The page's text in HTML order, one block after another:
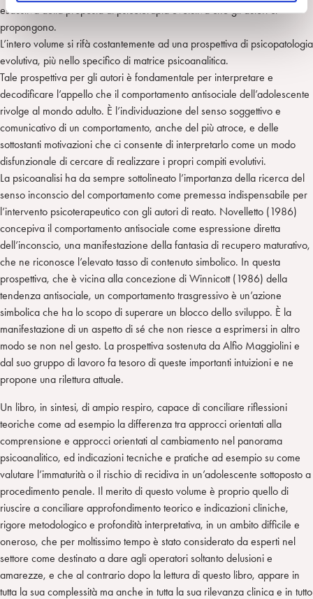
esaustiva della proposta di psicoterapia evolutiva che gli autori ci
propongono.
L’intero volume si rifà costantemente ad una prospettiva di psicopatologia
evolutiva, più nello specifico di matrice psicoanalitica.
Tale prospettiva per gli autori è fondamentale per interpretare e
decodificare l’appello che il comportamento antisociale dell’adolescente
rivolge al mondo adulto. È l’individuazione del senso soggettivo e
comunicativo di un comportamento, anche del più atroce, e delle
sottostanti motivazioni che ci consente di interpretarlo come un modo
disfunzionale di cercare di realizzare i propri compiti evolutivi.
La psicoanalisi ha da sempre sottolineato l’importanza della ricerca del
senso inconscio del comportamento come premessa indispensabile per
l’intervento psicoterapeutico con gli autori di reato. Novelletto (1986)
concepiva il comportamento antisociale come espressione diretta
dell’inconscio, una manifestazione della fantasia di recupero maturativo,
che ne riconosce l’elevato tasso di contenuto simbolico. In questa
prospettiva, che è vicina alla concezione di Winnicott (1986) della
tendenza antisociale, un comportamento trasgressivo è un’azione
simbolica che ha lo scopo di superare un blocco dello sviluppo. È la
manifestazione di un aspetto di sé che non riesce a esprimersi in altro
modo se non nel gesto. La prospettiva sostenuta da Alfio Maggiolini e
dal suo gruppo di lavoro fa tesoro di queste importanti intuizioni e ne
propone una rilettura attuale.
Un libro, in sintesi, di ampio respiro, capace di conciliare riflessioni
teoriche come ad esempio la differenza tra approcci orientati alla
comprensione e approcci orientati al cambiamento nel panorama
psicoanalitico, ed indicazioni tecniche e pratiche ad esempio su come
valutare l’immaturità o il rischio di recidiva in un’adolescente sottoposto a
procedimento penale. Il merito di questo volume è proprio quello di
riuscire a conciliare approfondimento teorico e indicazioni cliniche,
rigore metodologico e profondità interpretativa, in un ambito difficile e
oneroso, che per moltissimo tempo è stato considerato da esperti nel
settore come destinato a dare agli operatori soltanto delusioni e
amarezze, e che al contrario dopo la lettura di questo libro, appare in
tutta la sua complessità ma anche in tutta la sua rilevanza clinica e in tutto